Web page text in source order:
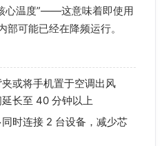
心温度”——这意味着即使用
部可能已经在降频运行。
或将手机置于空调出风
长至 40 分钟以上
时连接 2 台设备，减少芯